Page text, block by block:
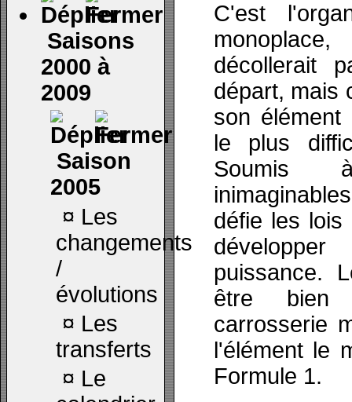
Saisons
2000 à
2009
Saison
2005
¤ Les
changements
/
évolutions
¤ Les
transferts
¤ Le
C'est
décollerait
départ, mais
son
le plus
Soumis
défie les lois
puissance.
être bien
carrosserie
l'élément le
Formule 1.